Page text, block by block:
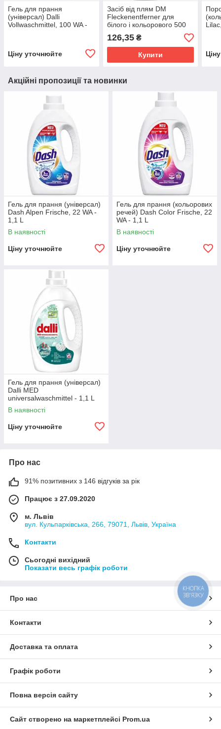
Гель для прання
(універсал) Dalli
Vollwaschmittel, 100 WA -
Ціну уточнюйте
Засіб від плям DM
Fleckenentferner для
білого і кольорового 500
ml
126,35₴
Купити
Акційні пропозиції та новинки
Гель для прання (універсал)
Dash Alpen Frische, 22 WA -
1,1 L
В наявності
Ціну уточнюйте
Гель для прання (кольорових
речей) Dash Color Frische, 22
WA - 1,1 L
В наявності
Ціну уточнюйте
Гель для прання (універсал)
Dalli MED
universalwaschmittel - 1,1 L
В наявності
Ціну уточнюйте
Про нас
91% позитивних з 146 відгуків за рік
Працює з 27.09.2020
м. Львів
вул. Кульпарківська, 266, 79071, Львів, Україна
Контакти
Сьогодні вихідний
Показати весь графік роботи
Про нас
Контакти
Доставка та оплата
Графік роботи
Повна версія сайту
Сайт створено на маркетплейсі Prom.ua
КНОПКА
ЗВ'ЯЗКУ